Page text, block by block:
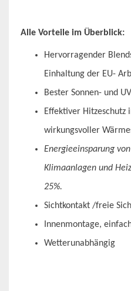
Alle Vorteile im Überblick:
Hervorragender
Einhaltung der EU-
Bester Sonnen- und
Effektiver Hitzeschutz
wirkungsvoller
Energieeinsparung
Klimaanlagen und
25%.
Sichtkontakt /freie
Innenmontage,
Wetterunabhängig